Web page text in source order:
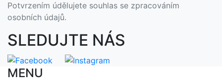
Potvrzením údělujete souhlas se zpracováním
osobních údajů.
SLEDUJTE NÁS
MENU